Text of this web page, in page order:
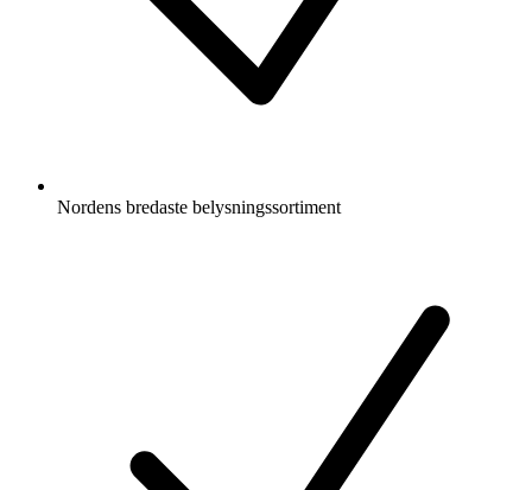
Nordens bredaste belysningssortiment